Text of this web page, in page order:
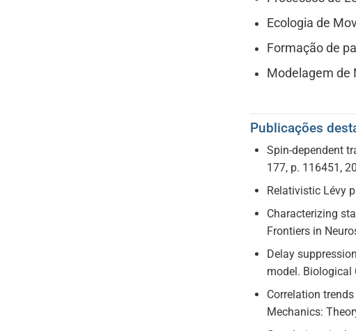
Ecologia de
Formação de
Modelagem de
Publicações
Spin-dependent
177, p. 116451,
Relativistic Lévy
Characterizing
Frontiers in
Delay
model. Biological
Correlation
Mechanics: